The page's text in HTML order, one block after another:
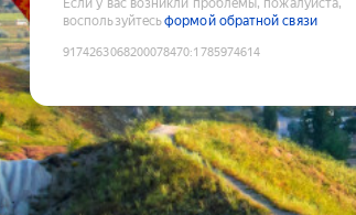
Если у вас возникли проблемы, пожалуйста,
воспользуйтесьформой обратной связи
9174263068200078470:1785974614